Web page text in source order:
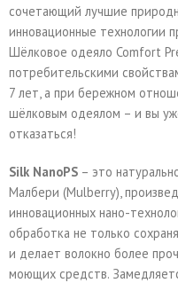
сочетающий лучшие
инновационные технологии
Шёлковое одеяло Comfort
потребительскими
7 лет, а при бережном
шёлковым одеялом – и вы
отказаться!
Silk NanoPS – это
Малбери (Мulberry),
инновационных нано-
обработка не только
и делает волокно более
моющих средств.